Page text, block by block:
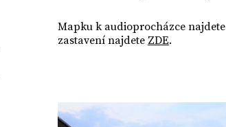
Mapku k audioprocházce najdete
zastavení najdete ZDE.